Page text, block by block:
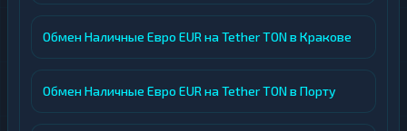
Обмен Наличные Евро EUR на Tether TON в Кракове
Обмен Наличные Евро EUR на Tether TON в Порту